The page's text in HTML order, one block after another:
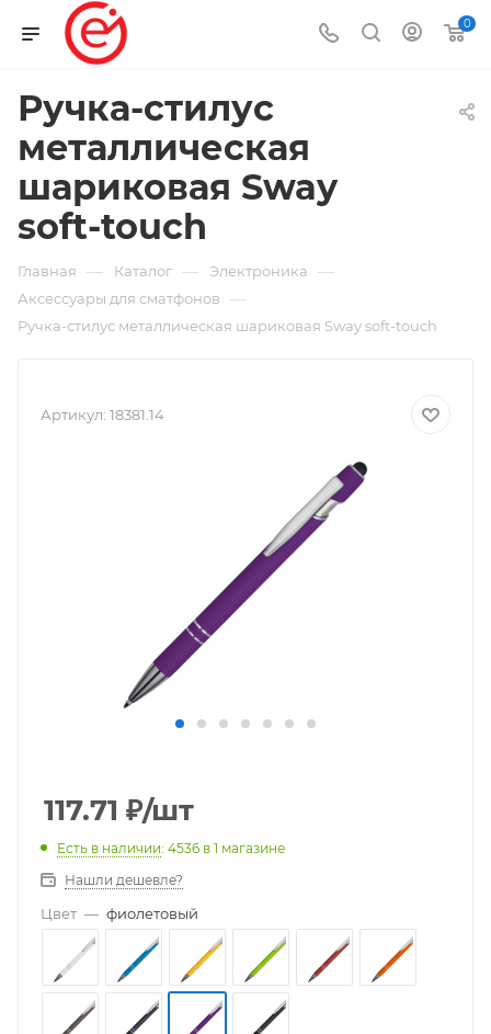
0
Ручка-стилус
металлическая
шариковая Sway
soft-touch
Главная — Каталог — Электроника —
Аксессуары для сматфонов —
Ручка-стилус металлическая шариковая Sway soft-touch
Артикул: 18381.14
117.71 ₽/шт
Есть в наличии: 4536 в 1 магазине
Нашли дешевле?
Цвет — фиолетовый